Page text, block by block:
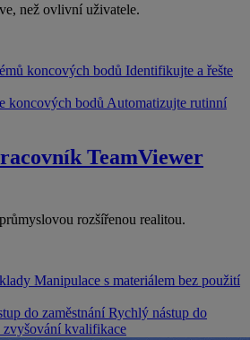
než ovlivní uživatele.
koncových bodů Identifikujte a řešte
koncových bodů Automatizujte rutinní
TeamViewer
rozšířenou realitou.
Manipulace s materiálem bez použití
do zaměstnání Rychlý nástup do
zvyšování kvalifikace